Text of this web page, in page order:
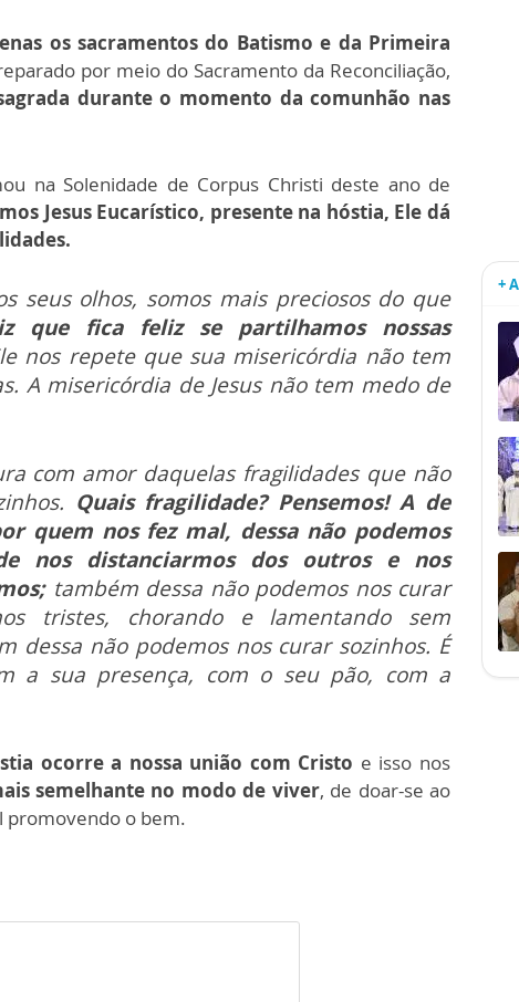
os sacramentos do Batismo e da Primeira
por meio do Sacramento da Reconciliação,
durante o momento da comunhão nas
na Solenidade de Corpus Christi deste ano de
Jesus Eucarístico, presente na hóstia, Ele dá
seus olhos, somos mais preciosos do que
que fica feliz se partilhamos nossas
nos repete que sua misericórdia não tem
A misericórdia de Jesus não tem medo de
com amor daquelas fragilidades que não
Quais fragilidade? Pensemos! A de
quem nos fez mal, dessa não podemos
nos distanciarmos dos outros e nos
também dessa não podemos nos curar
tristes, chorando e lamentando sem
dessa não podemos nos curar sozinhos. É
a sua presença, com o seu pão, com a
ocorre a nossa união com Cristo e isso nos
semelhante no modo de viver, de doar-se ao
promovendo o bem.
+